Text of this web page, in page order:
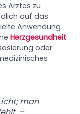
Arztes zu
auf das
Anwendung
Herzgesundheit
oder
man